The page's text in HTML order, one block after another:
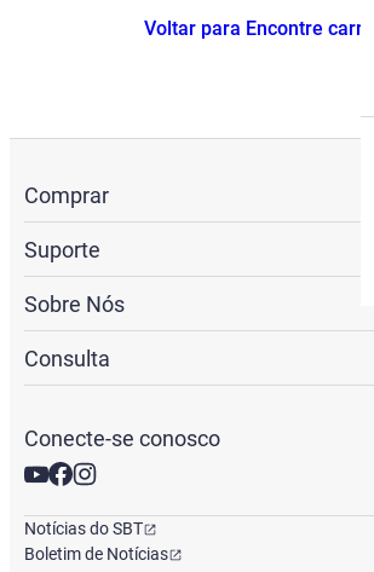
Voltar para Encontre carros
Comprar
Suporte
Sobre Nós
Consulta
Conecte-se conosco
Notícias do SBT
Boletim de Notícias